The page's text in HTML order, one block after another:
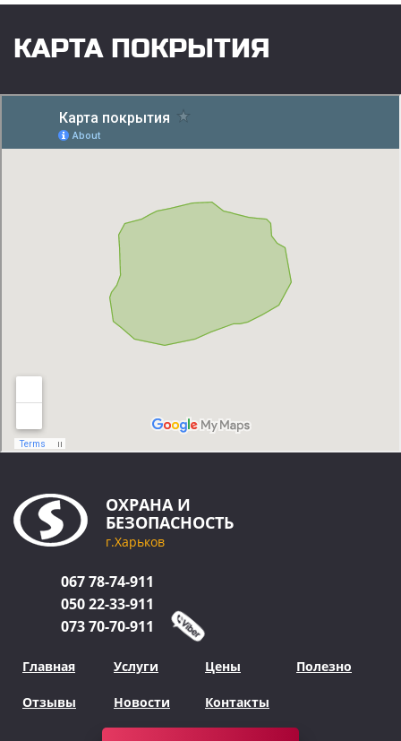
КАРТА ПОКРЫТИЯ
ОХРАНА И
БЕЗОПАСНОСТЬ
г.Харьков
06778-74-911
05022-33-911
07370-70-911
Главная Услуги Цены Полезно
Отзывы Новости Контакты